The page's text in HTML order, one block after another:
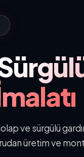
ve sürgülü
üretim ve